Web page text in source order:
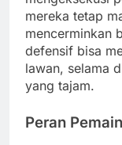
mereka tetap
mencerminkan
defensif bisa
lawan, selama
yang tajam.
Peran